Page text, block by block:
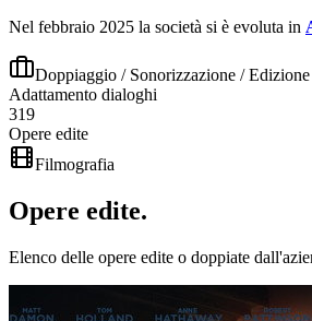
Nel febbraio 2025 la società si è evoluta in
Doppiaggio / Sonorizzazione /
Adattamento dialoghi
319
Opere edite
Filmografia
Opere edite.
Elenco delle opere edite o doppiate